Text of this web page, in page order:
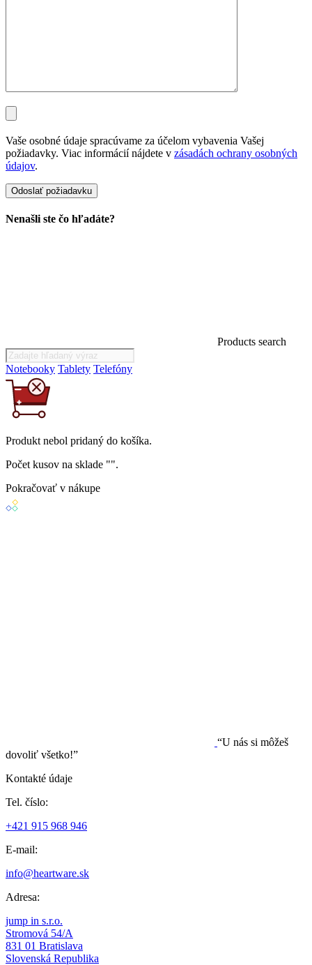
Vaše osobné údaje spracúvame za účelom vybavenia Vašej
požiadavky. Viac informácií nájdete v zásadách ochrany osobných
údajov.
Nenašli ste čo hľadáte?
Products search
Notebooky Tablety Telefóny
Produkt nebol pridaný do košíka.
Počet kusov na sklade "".
Pokračovať v nákupe
“U nás si môžeš
dovoliť všetko!”
Kontakté údaje
Tel. číslo:
+421 915 968 946
E-mail:
info@heartware.sk
Adresa:
jump in s.r.o.
Stromová 54/A
831 01 Bratislava
Slovenská Republika